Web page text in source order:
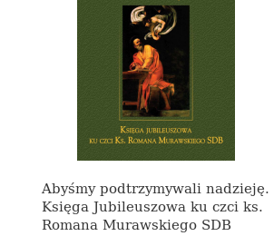
Abyśmy podtrzymywali nadzieję.
Księga Jubileuszowa ku czci ks.
Romana Murawskiego SDB